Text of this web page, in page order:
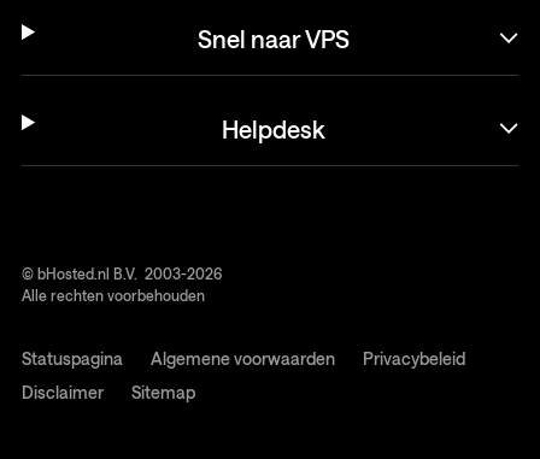
Snel naar VPS
Helpdesk
© bHosted.nl B.V. 2003-2026
Alle rechten voorbehouden
Statuspagina Algemene voorwaarden
Privacybeleid
Disclaimer
Sitemap